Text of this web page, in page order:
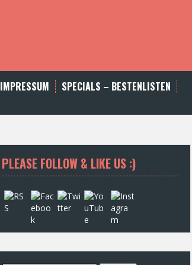
IMPRESSUM
SPECIALS – BESTENLISTEN
PLEASE FOLLOW & LIKE US :)